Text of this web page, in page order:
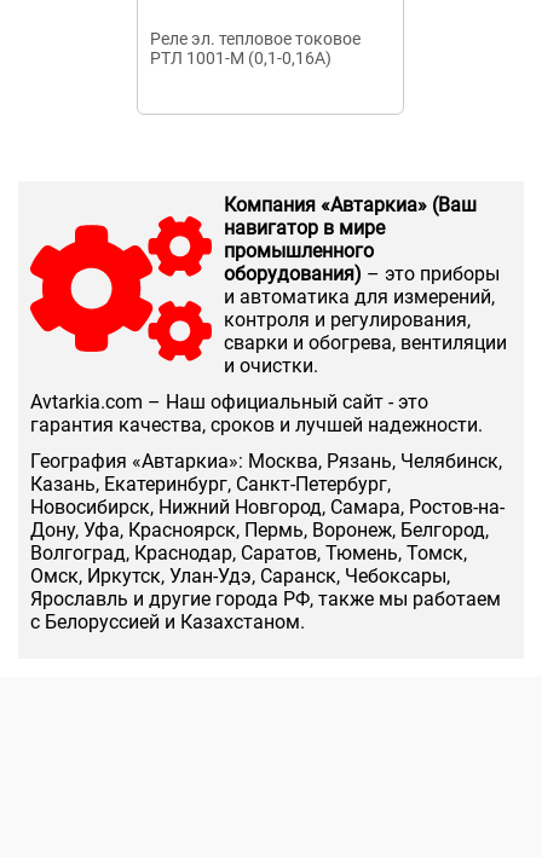
Реле эл. тепловое токовое
РТЛ 1001-М (0,1-0,16А)
Компания «Автаркиа» (Ваш
навигатор в мире
промышленного
оборудования) – это приборы
и автоматика для измерений,
контроля и регулирования,
сварки и обогрева, вентиляции
и очистки.
Аvtarkia.com – Наш официальный сайт - это
гарантия качества, сроков и лучшей надежности.
География «Автаркиа»: Москва, Рязань, Челябинск,
Казань, Екатеринбург, Санкт-Петербург,
Новосибирск, Нижний Новгород, Самара, Ростов-на-
Дону, Уфа, Красноярск, Пермь, Воронеж, Белгород,
Волгоград, Краснодар, Саратов, Тюмень, Томск,
Омск, Иркутск, Улан-Удэ, Саранск, Чебоксары,
Ярославль и другие города РФ, также мы работаем
с Белоруссией и Казахстаном.